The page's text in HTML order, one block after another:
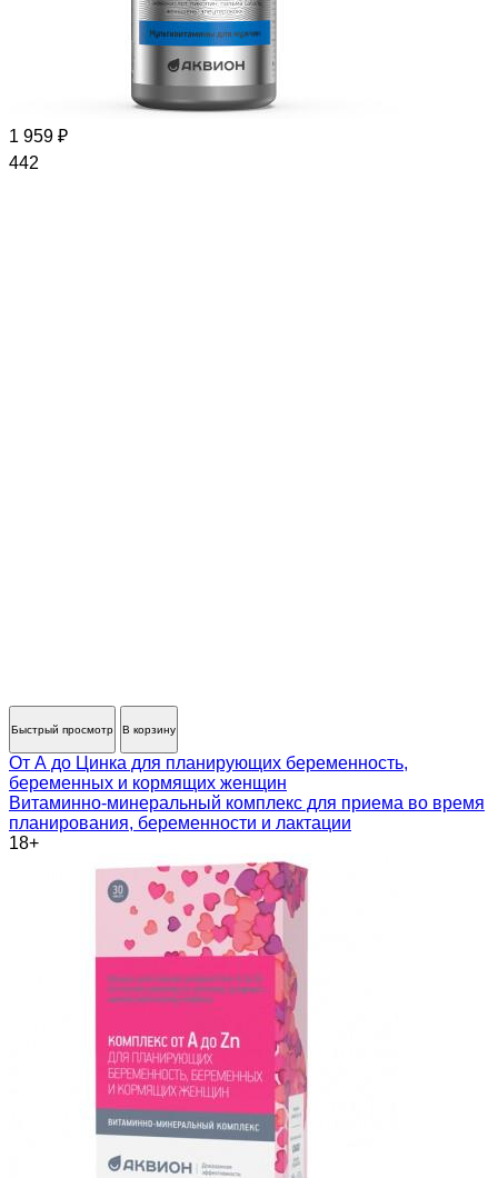
1 959 ₽
442
Быстрый просмотр В корзину
От А до Цинка для планирующих беременность,
беременных и кормящих женщин
Витаминно-минеральный комплекс для приема во время
планирования, беременности и лактации
18+